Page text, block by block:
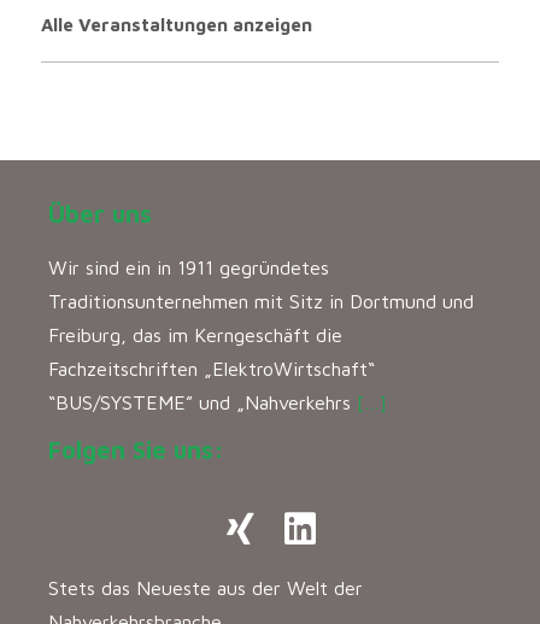
Alle Veranstaltungen anzeigen
Über uns
Wir sind ein in 1911 gegründetes
Traditionsunternehmen mit Sitz in Dortmund und
Freiburg, das im Kerngeschäft die
Fachzeitschriften „ElektroWirtschaft“
“BUS/SYSTEME” und „Nahverkehrs […]
Folgen Sie uns:
Stets das Neueste aus der Welt der